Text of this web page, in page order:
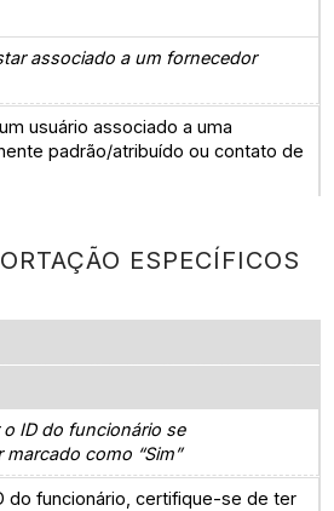
associado a um fornecedor
usuário associado a uma
padrão/atribuído ou contato de
ESPECÍFICOS
ID do funcionário se
como “Sim”
do funcionário, certifique-se de ter